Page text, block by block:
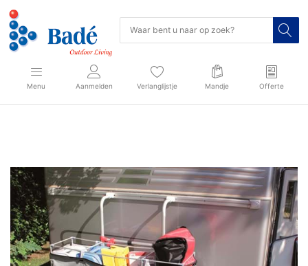
Menu Aanmelden Verlanglijstje Mandje Offerte